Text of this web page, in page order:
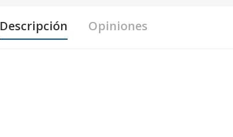
Descripción Opiniones